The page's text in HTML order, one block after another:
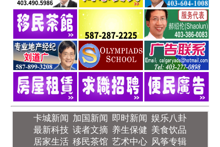
卡城新闻 加国新闻 即时新闻 娱乐八卦
最新科技 读者文摘 养生保健 美食饮品
居家生活 移民茶馆 艺术中心 风筝专辑